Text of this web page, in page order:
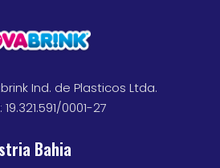
Ind. de Plasticos Ltda.
19.321.591/0001-27
Bahia